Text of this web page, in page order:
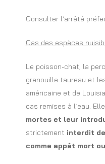
Consulter l’arrêté
Cas des espèces
Le poisson-chat, la
grenouille taureau et
américaine et de
cas remises à l’eau.
mortes et leur
strictement interdit
comme appât mort